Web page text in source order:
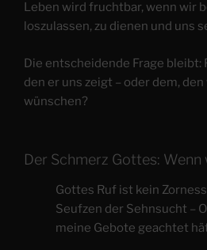
Leben wird fruchtbar, wenn wir
loszulassen, zu dienen und uns
Die entscheidende Frage bleibt:
den er uns zeigt – oder dem,
wünschen?
Der Schmerz Gottes:
Gottes Ruf ist kein
Seufzen der Sehnsucht –
meine Gebote geachtet